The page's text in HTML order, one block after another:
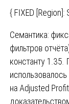
{ FIXED
Семантика:
фильтров
константу 1.35.
на Adjusted